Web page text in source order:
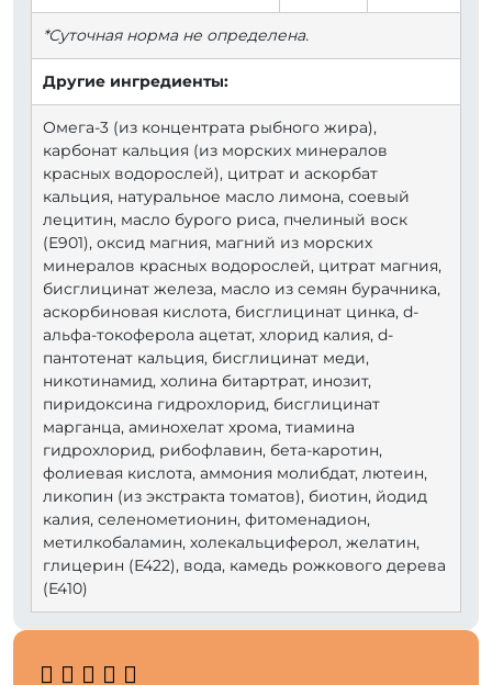
*Суточная норма не определена.
Другие ингредиенты:
Омега-3 (из концентрата рыбного жира),
карбонат кальция (из морских минералов
красных водорослей), цитрат и аскорбат
кальция, натуральное масло лимона, соевый
лецитин, масло бурого риса, пчелиный воск
(Е901), оксид магния, магний из морских
минералов красных водорослей, цитрат магния,
бисглицинат железа, масло из семян бурачника,
аскорбиновая кислота, бисглицинат цинка, d-
альфа-токоферола ацетат, хлорид калия, d-
пантотенат кальция, бисглицинат меди,
никотинамид, холина битартрат, инозит,
пиридоксина гидрохлорид, бисглицинат
марганца, аминохелат хрома, тиамина
гидрохлорид, рибофлавин, бета-каротин,
фолиевая кислота, аммония молибдат, лютеин,
ликопин (из экстракта томатов), биотин, йодид
калия, селенометионин, фитоменадион,
метилкобаламин, холекальциферол, желатин,
глицерин (Е422), вода, камедь рожкового дерева
(Е410)